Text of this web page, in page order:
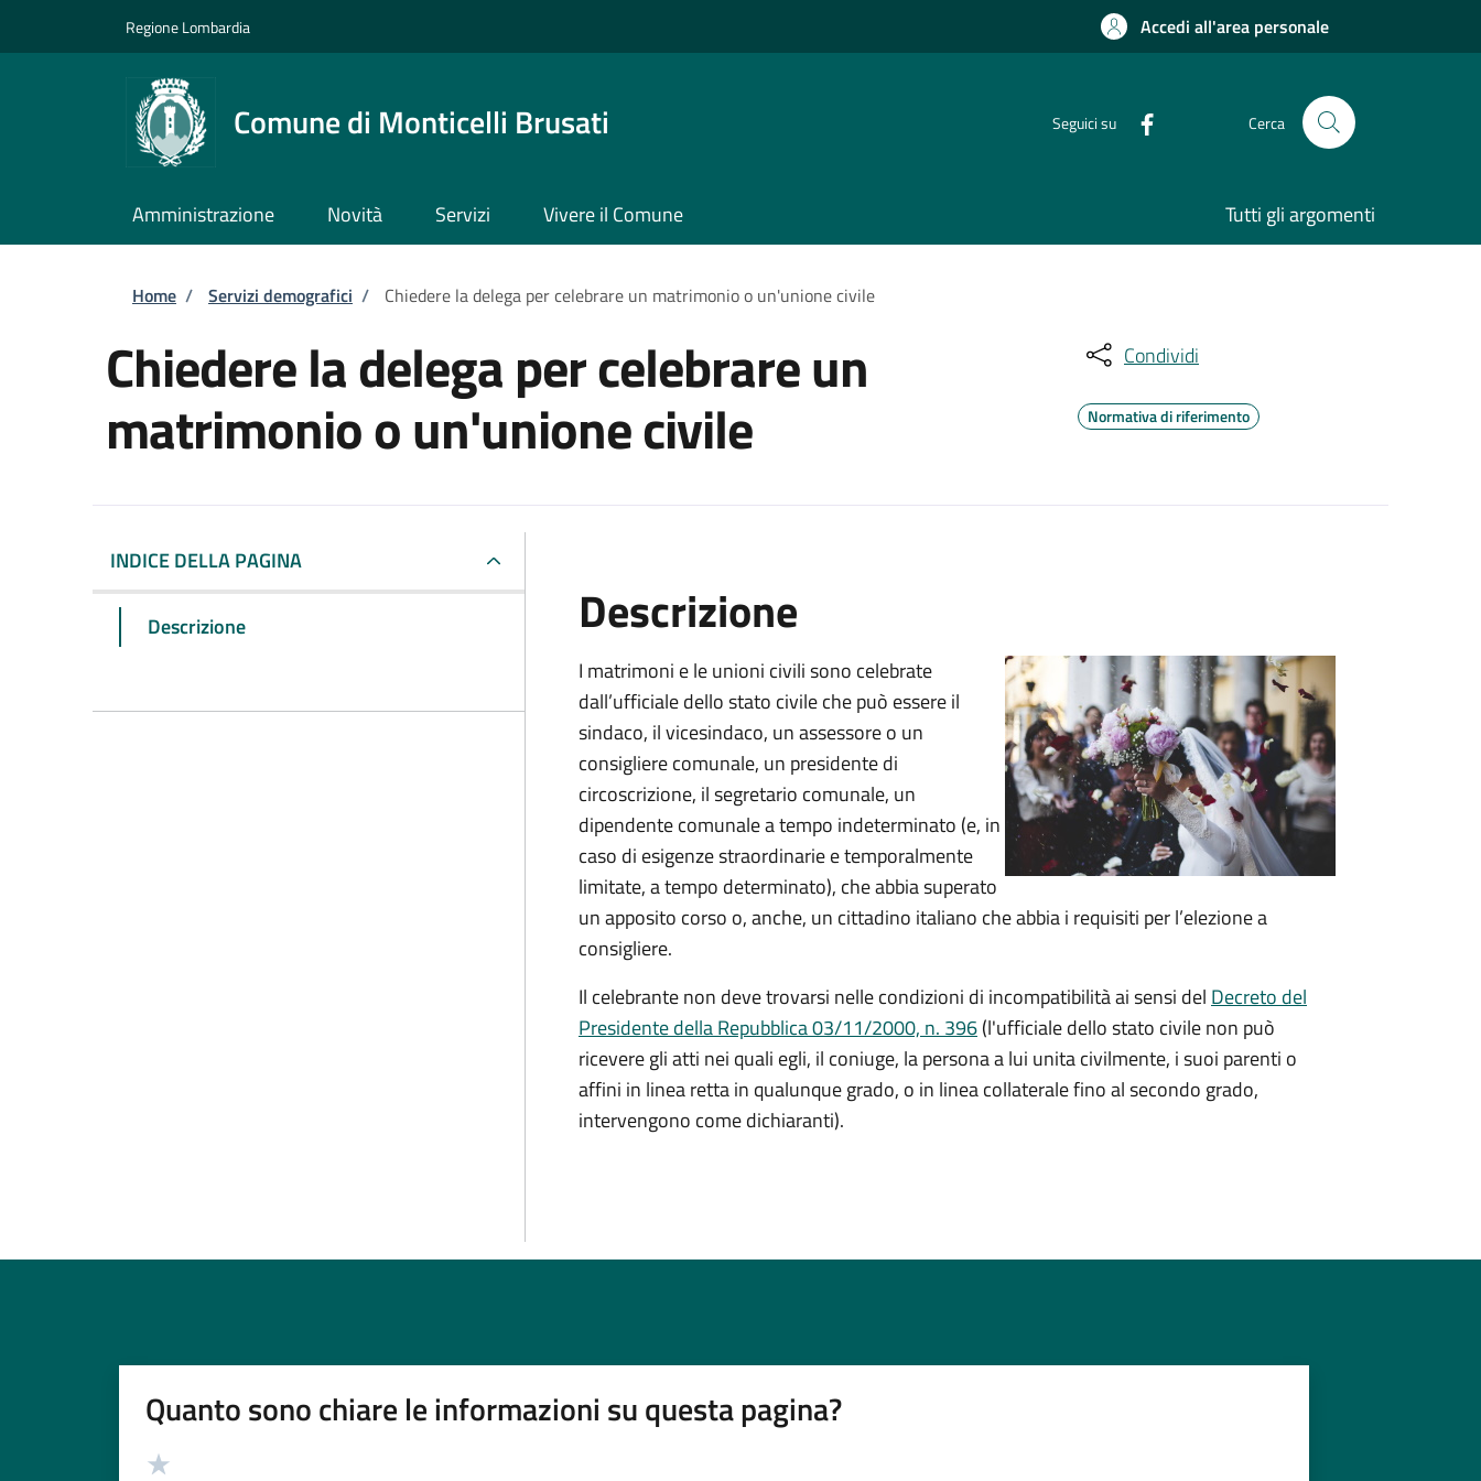
Regione Lombardia Accedi all'area personale
Comune di Monticelli Brusati Seguici su Cerca
Amministrazione Novità Servizi Vivere il Comune Tutti gli argomenti
Briciole di pane
Home / Servizi demografici / Chiedere la delega per celebrare un matrimonio o un'unione civile
Chiedere la delega per celebrare un
matrimonio o un'unione civile
Condividi
Normativa di riferimento
INDICE DELLA PAGINA
Descrizione Descrizione
I matrimoni e le unioni civili sono celebrate
dall’ufficiale dello stato civile che può essere il
sindaco, il vicesindaco, un assessore o un
consigliere comunale, un presidente di
circoscrizione, il segretario comunale, un
dipendente comunale a tempo indeterminato (e, in
caso di esigenze straordinarie e temporalmente
limitate, a tempo determinato), che abbia superato
un apposito corso o, anche, un cittadino italiano che abbia i requisiti per l’elezione a
consigliere.
Il celebrante non deve trovarsi nelle condizioni di incompatibilità ai sensi del Decreto del
Presidente della Repubblica 03/11/2000, n. 396(l'ufficiale dello stato civile non può
ricevere gli atti nei quali egli, il coniuge, la persona a lui unita civilmente, i suoi parenti o
affini in linea retta in qualunque grado, o in linea collaterale fino al secondo grado,
intervengono come dichiaranti).
Quanto sono chiare le informazioni su questa pagina?
Valutazione